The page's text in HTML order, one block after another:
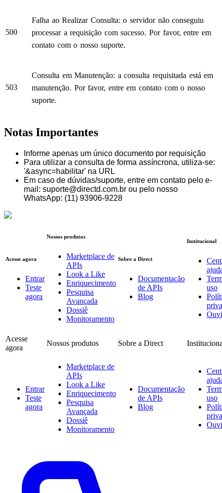
500
Falha ao Realizar Consulta: o servidor não conseguiu
processar a requisição com sucesso. Por favor, entre em
contato com o nosso suporte.
503
Consulta em Manutenção: a consulta requisitada está em
manutenção. Por favor, entre em contato com o nosso
suporte.
Notas Importantes
Informe apenas um único documento por requisição
Para utilizar a consulta de forma assíncrona, utiliza-se:
'&async=habilitar' na URL
Em caso de dúvidas/suporte, entre em contato pelo e-
mail: suporte@directd.com.br ou pelo nosso
WhatsApp: (11) 93906-9228
Acesse agora
Entrar
Teste
agora
Nossos produtos
Marketplace de
APIs
Look a Like
Enriquecimento
Pesquisa
Avançada
Dossiê
Monitoramento
Sobre a Direct
Documentação
de APIs
Blog
Institucional
uso
Acesse
agora
Nossos produtos Sobre a Direct
Entrar
Teste
agora
Marketplace de
APIs
Look a Like
Enriquecimento
Pesquisa
Avançada
Dossiê
Monitoramento
Documentação
de APIs
Blog
uso